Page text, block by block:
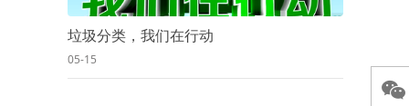
垃圾分类，我们在行动
05-15